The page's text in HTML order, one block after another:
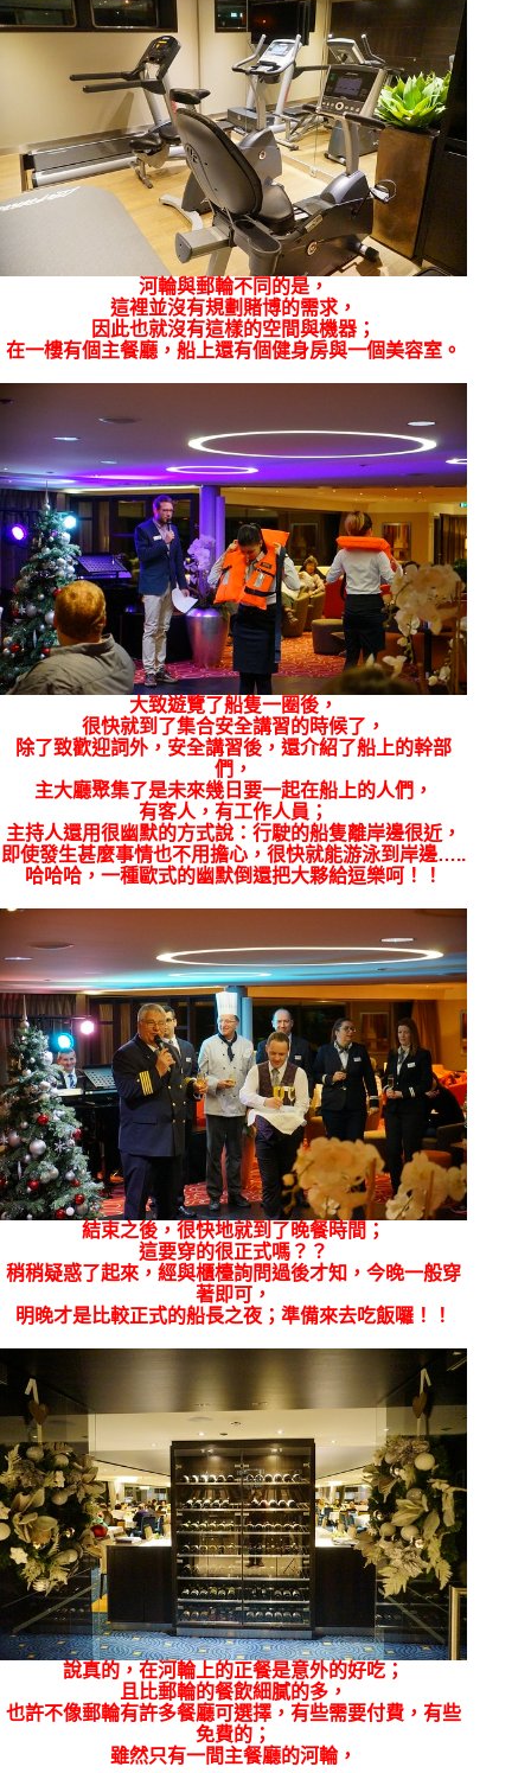
河輪與郵輪不同的是，
這裡並沒有規劃賭博的需求，
因此也就沒有這樣的空間與機器；
在一樓有個主餐廳，船上還有個健身房與一個美容室。
大致遊覽了船隻一圈後，
很快就到了集合安全講習的時候了，
除了致歡迎詞外，安全講習後，還介紹了船上的幹部
們，
主大廳聚集了是未來幾日要一起在船上的人們，
有客人，有工作人員；
主持人還用很幽默的方式說：行駛的船隻離岸邊很近，
即使發生甚麼事情也不用擔心，很快就能游泳到岸邊…..
哈哈哈，一種歐式的幽默倒還把大夥給逗樂呵！！
結束之後，很快地就到了晚餐時間；
這要穿的很正式嗎？？
稍稍疑惑了起來，經與櫃檯詢問過後才知，今晚一般穿
著即可，
明晚才是比較正式的船長之夜；準備來去吃飯囉！！
說真的，在河輪上的正餐是意外的好吃；
且比郵輪的餐飲細膩的多，
也許不像郵輪有許多餐廳可選擇，有些需要付費，有些
免費的；
雖然只有一間主餐廳的河輪，